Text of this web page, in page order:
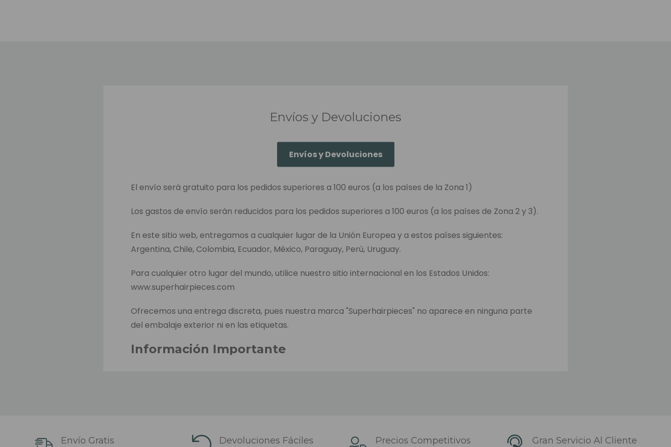
Envíos y Devoluciones
Envíos y Devoluciones
El envío será gratuito para los pedidos superiores a 100 euros (a los países de la Zona 1)
Los gastos de envío serán reducidos para los pedidos superiores a 100 euros (a los países de Zona 2 y 3).
En este sitio web, entregamos a cualquier lugar de la Unión Europea y a estos países siguientes:
Argentina, Chile, Colombia, Ecuador, México, Paraguay, Perú, Uruguay.
Para cualquier otro lugar del mundo, utilice nuestro sitio internacional en los Estados Unidos:
www.superhairpieces.com
Ofrecemos una entrega discreta, pues nuestra marca "Superhairpieces" no aparece en ninguna parte
del embalaje exterior ni en las etiquetas.
Información Importante
sido despachado (dependiendo de la zona del país y el transportista que se haya elegido). Los
Envío Gratis Devoluciones Fáciles Precios Competitivos Gran Servicio Al Cliente